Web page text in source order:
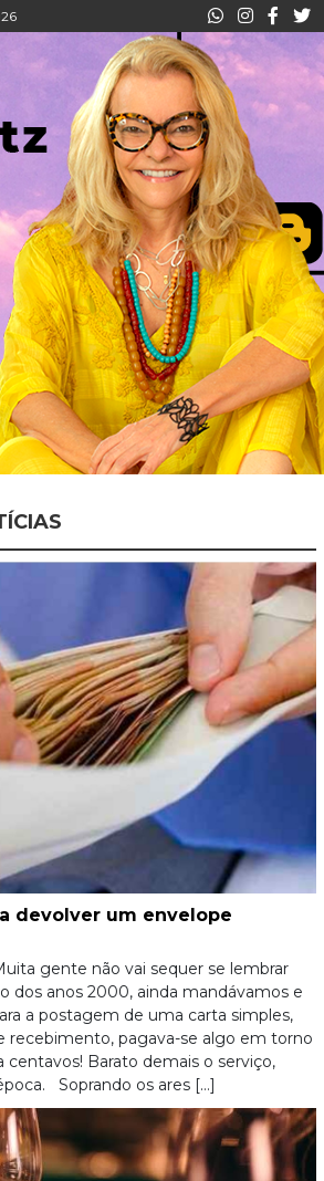
devolver um envelope
gente não vai sequer se lembrar
dos anos 2000, ainda mandávamos e
a postagem de uma carta simples,
recebimento, pagava-se algo em torno
centavos! Barato demais o serviço,
Soprando os ares […]